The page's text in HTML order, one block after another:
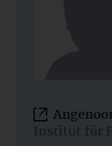
Institut für